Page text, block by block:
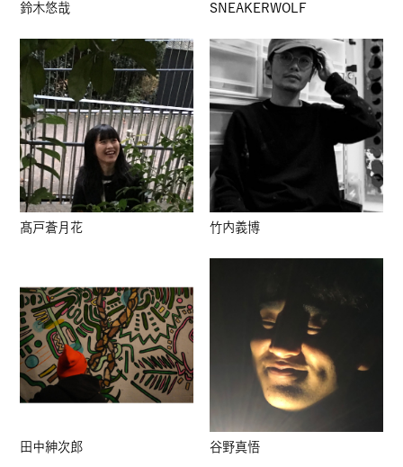
鈴木悠哉 SNEAKERWOLF
髙戸蒼月花 竹内義博
田中紳次郎 谷野真悟